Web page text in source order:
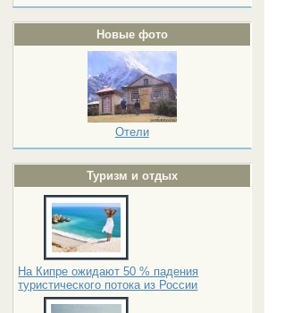
Новые фото
Отели
Туризм и отдых
На Кипре ожидают 50 % падения
туристического потока из России